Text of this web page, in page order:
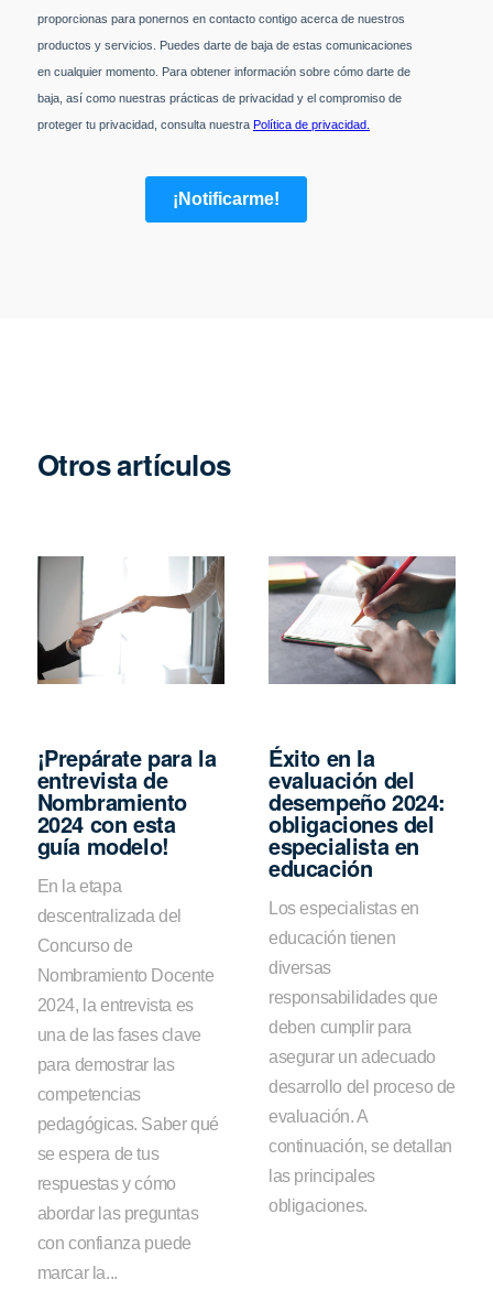
Otros artículos
¡Prepárate para la
entrevista de
Nombramiento
2024 con esta
guía modelo!
En la etapa
descentralizada del
Concurso de
Nombramiento Docente
2024, la entrevista es
una de las fases clave
para demostrar las
competencias
pedagógicas. Saber qué
se espera de tus
respuestas y cómo
abordar las preguntas
con confianza puede
marcar la...
Éxito en la
evaluación del
desempeño 2024:
obligaciones del
especialista en
educación
Los especialistas en
educación tienen
diversas
responsabilidades que
deben cumplir para
asegurar un adecuado
desarrollo del proceso de
evaluación. A
continuación, se detallan
las principales
obligaciones.